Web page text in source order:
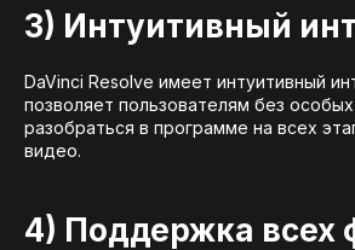
3) Интуитивный
DaVinci Resolve имеет интуитивный
позволяет пользователям без особых
разобраться в программе на всех
видео.
4) Поддержка всех